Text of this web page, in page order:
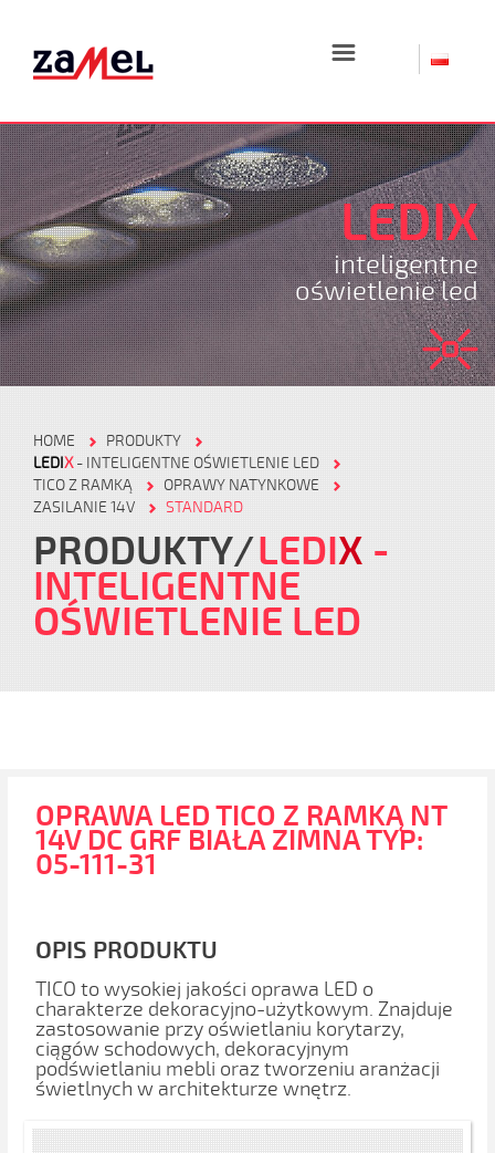
☰
LEDIX
inteligentne
oświetlenie led
HOME
PRODUKTY
LEDIX- INTELIGENTNE OŚWIETLENIE LED
TICO Z RAMKĄ
OPRAWY NATYNKOWE
ZASILANIE 14V
STANDARD
PRODUKTY LEDIX -
INTELIGENTNE
OŚWIETLENIE LED
OPRAWA LED TICO Z RAMKĄ NT
14V DC GRF BIAŁA ZIMNA TYP:
05-111-31
OPIS PRODUKTU
TICO to wysokiej jakości oprawa LED o
charakterze dekoracyjno-użytkowym. Znajduje
zastosowanie przy oświetlaniu korytarzy,
ciągów schodowych, dekoracyjnym
podświetlaniu mebli oraz tworzeniu aranżacji
świetlnych w architekturze wnętrz.